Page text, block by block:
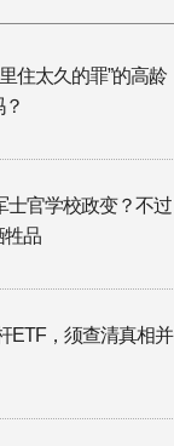
住太久的罪”的高龄
士官学校政变？不过
牲品
ETF，须查清真相并